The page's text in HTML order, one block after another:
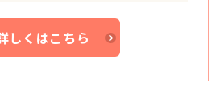
しくはこちら